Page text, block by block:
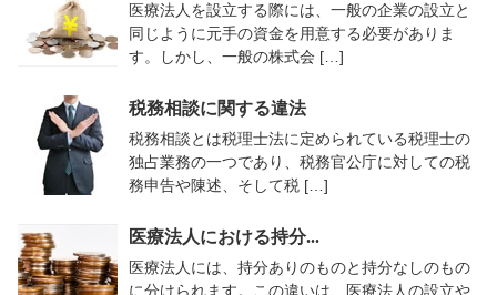
医療法人を設立する際には、一般の企業の設立と
同じように元手の資金を用意する必要がありま
す。しかし、一般の株式会 […]
税務相談に関する違法
税務相談とは税理士法に定められている税理士の
独占業務の一つであり、税務官公庁に対しての税
務申告や陳述、そして税 […]
医療法人における持分...
医療法人には、持分ありのものと持分なしのもの
に分けられます。この違いは、医療法人の設立や